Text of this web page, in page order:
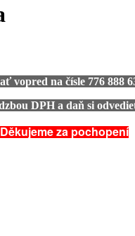
vopred na čísle 776 888
DPH a daň si
za pochopení